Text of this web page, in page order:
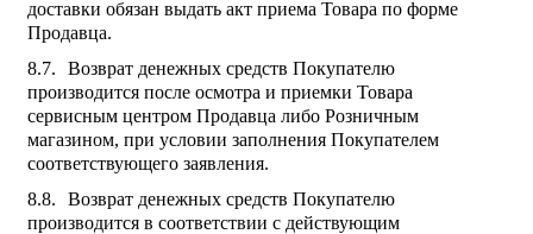
доставки обязан выдать акт приема Товара по форме
Продавца.
Возврат денежных средств Покупателю
производится после осмотра и приемки Товара
сервисным центром Продавца либо Розничным
магазином, при условии заполнения Покупателем
соответствующего заявления.
Возврат денежных средств Покупателю
производится в соответствии с действующим